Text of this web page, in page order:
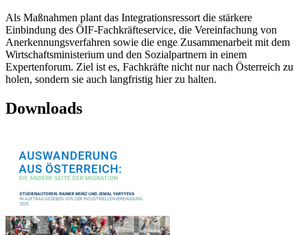
Als Maßnahmen plant das Integrationsressort die stärkere
Einbindung des ÖIF-Fachkräfteservice, die Vereinfachung von
Anerkennungsverfahren sowie die enge Zusammenarbeit mit dem
Wirtschaftsministerium und den Sozialpartnern in einem
Expertenforum. Ziel ist es, Fachkräfte nicht nur nach Österreich zu
holen, sondern sie auch langfristig hier zu halten.
Downloads